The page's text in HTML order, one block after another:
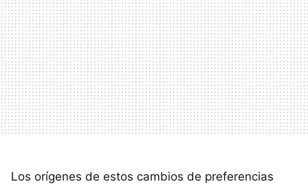
Los orígenes de estos cambios de preferencias